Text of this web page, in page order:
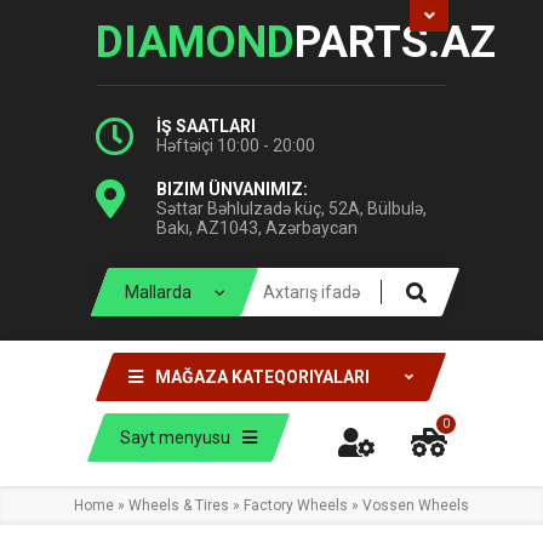
DIAMONDPARTS.AZ
İŞ SAATLARI
Həftəiçi 10:00 - 20:00
BIZIM ÜNVANIMIZ:
Səttar Bəhlulzadə küç, 52A, Bülbulə,
Bakı, AZ1043, Azərbaycan
MAĞAZA KATEQORIYALARI
Sayt menyusu
0
Home » Wheels & Tires » Factory Wheels » Vossen Wheels